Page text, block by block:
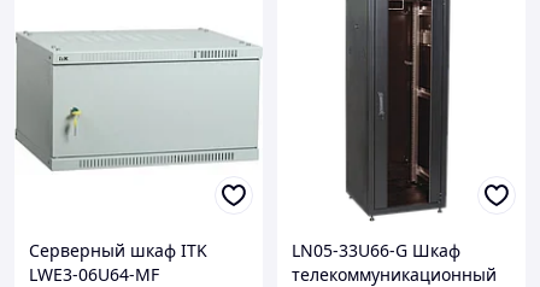
Серверный шкаф ITK
LWE3-06U64-MF
LN05-33U66-G Шкаф
телекоммуникационный